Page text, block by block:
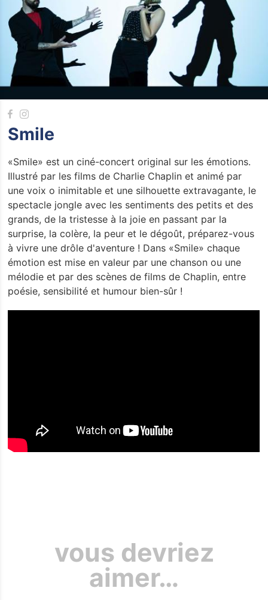
L'agenda
Restaurant
Infos pratiques
Smile
«Smile» est un ciné-concert original sur les émotions.
Illustré par les films de Charlie Chaplin et animé par
une voix o inimitable et une silhouette extravagante, le
spectacle jongle avec les sentiments des petits et des
grands, de la tristesse à la joie en passant par la
surprise, la colère, la peur et le dégoût, préparez-vous
à vivre une drôle d'aventure ! Dans «Smile» chaque
émotion est mise en valeur par une chanson ou une
mélodie et par des scènes de films de Chaplin, entre
poésie, sensibilité et humour bien-sûr !
vous devriez
aimer…